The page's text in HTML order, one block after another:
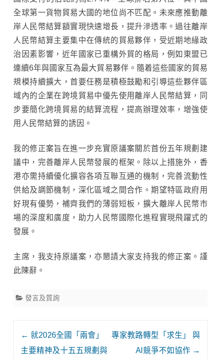
全球第一貨物貿易大國的地位尚不匹配。未來應推動離
岸人民幣結算額實現快速增長，提升滲透率。過往離岸
人民幣結算主要集中在傳統的貿易夥伴，受近期地緣政
治因素影響，近年國家已重構外貿的格局，例如東盟已
連續6年與國家互為最大貿易夥伴。隨着這些國家的貿易
規模持續擴大，首要任務是積極鼓勵和引導這些夥伴區
域內的企業在跨境貿易中優先使用離岸人民幣結算，同
步要簡化跨境貿易的結算流程，提高辦理效率，增強使
用人民幣結算的誘因。
我的修正案旨在進一步充實原議案關於首份五年規劃建
議中，完善離岸人民幣發展的框架。除以上措施外，香
港亦需持續優化擴容各項互聯互通的機制，完善流動性
供給及調節機制，深化區域之間合作。期望特區政府用
好現有優勢，補齊我們的薄弱短板，擴大離岸人民幣市
場的深度和廣度，助力人民幣國際化進程實現飛躍式的
發展。
主席，我支持原議案，亦懇請大家支持我的修正案。謹
此陳辭。
發言及質詢
← 就2026全國「兩會」
主要精神及十五五規劃與
專家教路轉型「求生」 與
AI競爭不如協作 →